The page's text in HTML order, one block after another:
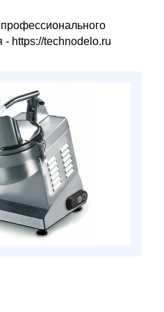
- https://technodelo.ru